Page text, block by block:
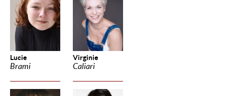
Lucie
Brami
Virginie
Caliari